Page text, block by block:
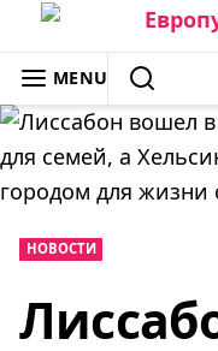
Skip
to
content
ЕВРОПУЛЬС: ВСЁ
MENU
SEARCH
НОВОСТИ